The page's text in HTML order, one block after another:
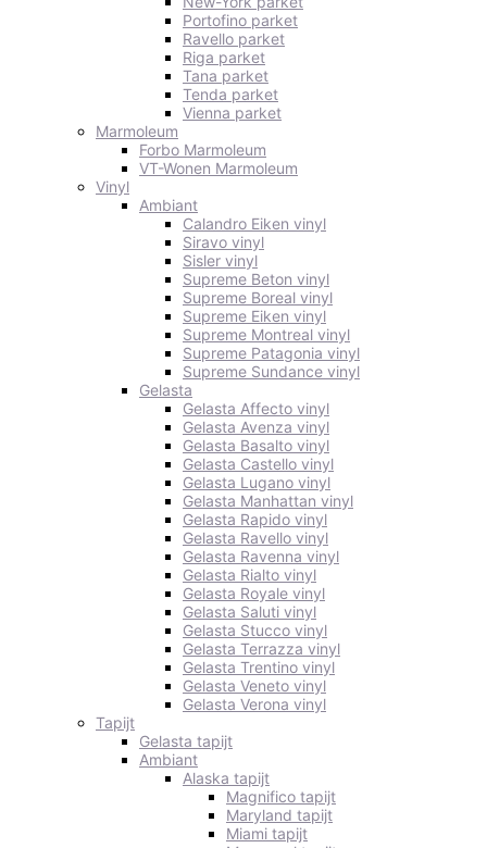
Portofino parket
Ravello parket
Riga parket
Tana parket
Tenda parket
Vienna parket
Marmoleum
Forbo Marmoleum
VT-Wonen Marmoleum
Vinyl
Ambiant
Calandro Eiken vinyl
Siravo vinyl
Sisler vinyl
Supreme Beton vinyl
Supreme Boreal vinyl
Supreme Eiken vinyl
Supreme Montreal vinyl
Supreme Patagonia vinyl
Supreme Sundance vinyl
Gelasta
Gelasta Affecto vinyl
Gelasta Avenza vinyl
Gelasta Basalto vinyl
Gelasta Castello vinyl
Gelasta Lugano vinyl
Gelasta Manhattan vinyl
Gelasta Rapido vinyl
Gelasta Ravello vinyl
Gelasta Ravenna vinyl
Gelasta Rialto vinyl
Gelasta Royale vinyl
Gelasta Saluti vinyl
Gelasta Stucco vinyl
Gelasta Terrazza vinyl
Gelasta Trentino vinyl
Gelasta Veneto vinyl
Gelasta Verona vinyl
Tapijt
Gelasta tapijt
Ambiant
Alaska tapijt
Magnifico tapijt
Maryland tapijt
Miami tapijt